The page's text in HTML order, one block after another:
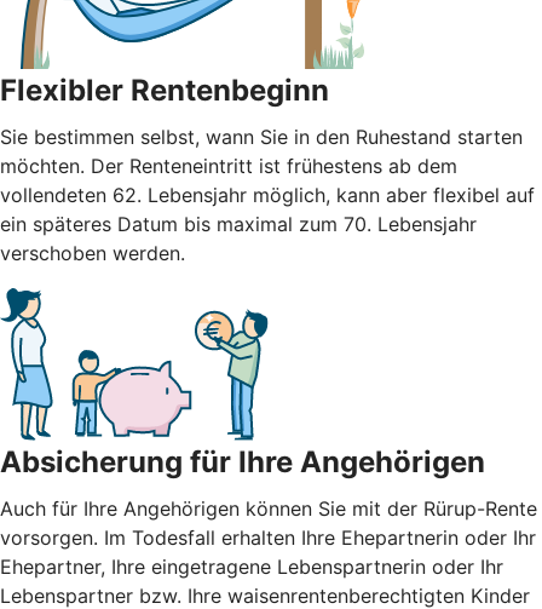
Flexibler Rentenbeginn
Sie bestimmen selbst, wann Sie in den Ruhestand starten
möchten. Der Renteneintritt ist frühestens ab dem
vollendeten 62. Lebensjahr möglich, kann aber flexibel auf
ein späteres Datum bis maximal zum 70. Lebensjahr
verschoben werden.
Absicherung für Ihre Angehörigen
Auch für Ihre Angehörigen können Sie mit der Rürup-Rente
vorsorgen. Im Todesfall erhalten Ihre Ehepartnerin oder Ihr
Ehepartner, Ihre eingetragene Lebenspartnerin oder Ihr
Lebenspartner bzw. Ihre waisenrentenberechtigten Kinder